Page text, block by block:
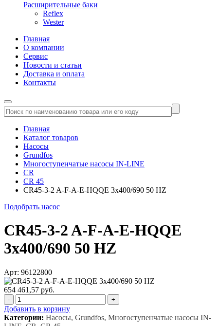
Расширительные баки
Reflex
Wester
Главная
О компании
Сервис
Новости и статьи
Доставка и оплата
Контакты
Главная
Каталог товаров
Насосы
Grundfos
Многоступенчатые насосы IN-LINE
CR
CR 45
CR45-3-2 A-F-A-E-HQQE 3x400/690 50 HZ
Подобрать насос
CR45-3-2 A-F-A-E-HQQE
3x400/690 50 HZ
Арт: 96122800
654 461,57 руб.
- +
Добавить в корзину
Категории: Насосы, Grundfos, Многоступенчатые насосы IN-